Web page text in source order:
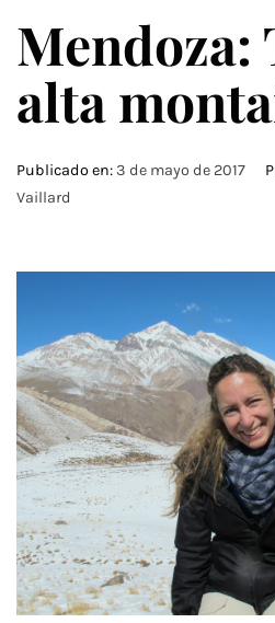
Mendoza:
alta
Publicado en:3 de mayo de 2017
Vaillard